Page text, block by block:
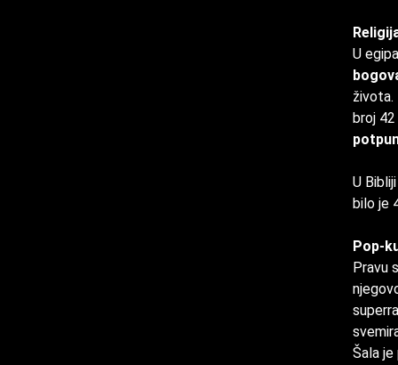
U
života.
broj
U
bilo je
Pop-
Pravu
Šala